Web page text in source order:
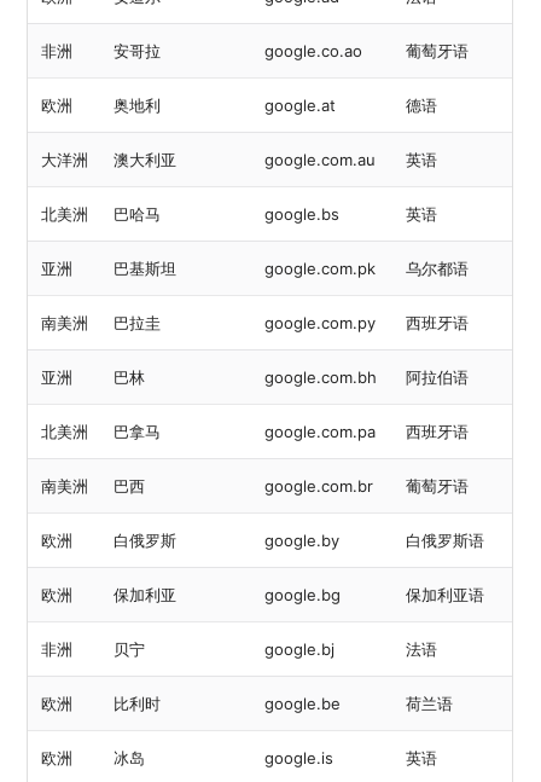
非洲 安哥拉 google.co.ao 葡萄牙语
欧洲 奥地利 google.at 德语
大洋洲 澳大利亚 google.com.au 英语
北美洲 巴哈马 google.bs 英语
亚洲 巴基斯坦 google.com.pk 乌尔都语
南美洲 巴拉圭 google.com.py 西班牙语
亚洲 巴林 google.com.bh 阿拉伯语
北美洲 巴拿马 google.com.pa 西班牙语
南美洲 巴西 google.com.br 葡萄牙语
欧洲 白俄罗斯 google.by 白俄罗斯语
欧洲 保加利亚 google.bg 保加利亚语
非洲 贝宁 google.bj 法语
欧洲 比利时 google.be 荷兰语
欧洲 冰岛 google.is 英语